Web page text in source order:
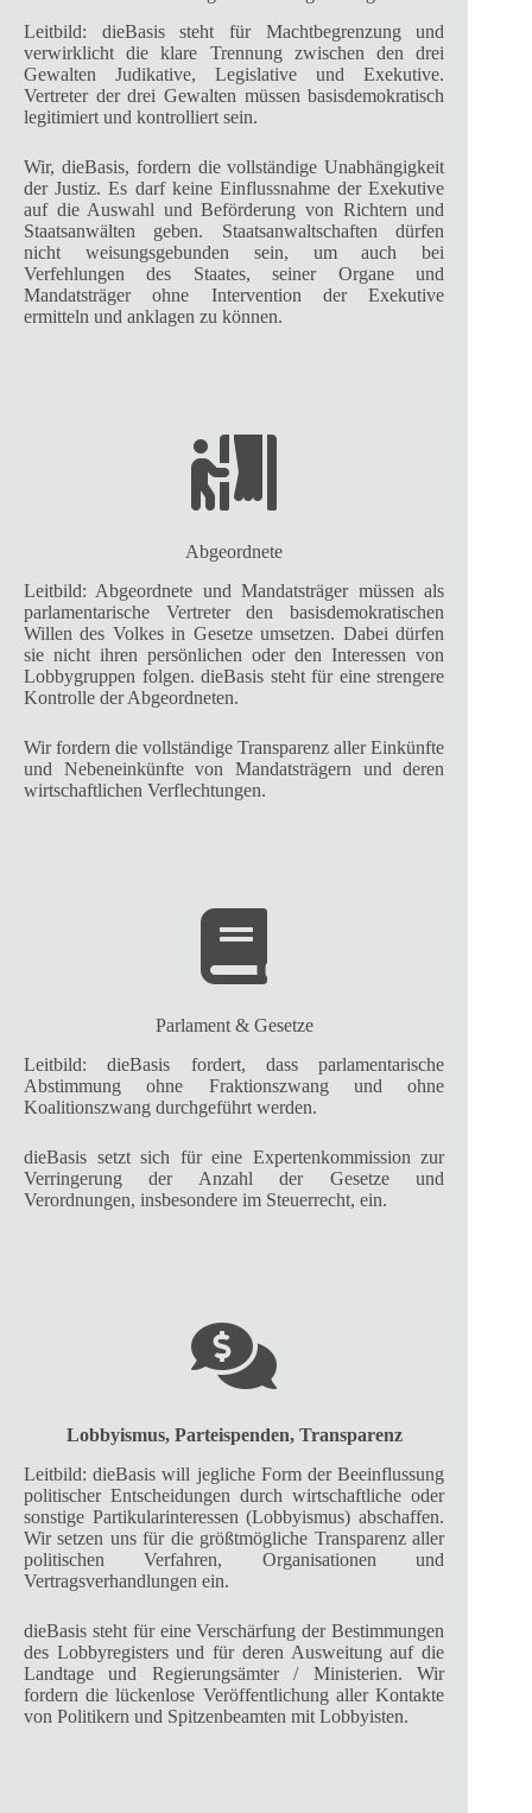
Leitbild: dieBasis steht für Machtbegrenzung und
verwirklicht die klare Trennung zwischen den drei
Gewalten Judikative, Legislative und Exekutive.
Vertreter der drei Gewalten müssen basisdemokratisch
legitimiert und kontrolliert sein.
Wir, dieBasis, fordern die vollständige Unabhängigkeit
der Justiz. Es darf keine Einflussnahme der Exekutive
auf die Auswahl und Beförderung von Richtern und
Staatsanwälten geben. Staatsanwaltschaften dürfen
nicht weisungsgebunden sein, um auch bei
Verfehlungen des Staates, seiner Organe und
Mandatsträger ohne Intervention der Exekutive
ermitteln und anklagen zu können.
Abgeordnete
Leitbild: Abgeordnete und Mandatsträger müssen als
parlamentarische Vertreter den basisdemokratischen
Willen des Volkes in Gesetze umsetzen. Dabei dürfen
sie nicht ihren persönlichen oder den Interessen von
Lobbygruppen folgen. dieBasis steht für eine strengere
Kontrolle der Abgeordneten.
Wir fordern die vollständige Transparenz aller Einkünfte
und Nebeneinkünfte von Mandatsträgern und deren
wirtschaftlichen Verflechtungen.
Parlament & Gesetze
Leitbild: dieBasis fordert, dass parlamentarische
Abstimmung ohne Fraktionszwang und ohne
Koalitionszwang durchgeführt werden.
dieBasis setzt sich für eine Expertenkommission zur
Verringerung der Anzahl der Gesetze und
Verordnungen, insbesondere im Steuerrecht, ein.
Lobbyismus, Parteispenden, Transparenz
Leitbild: dieBasis will jegliche Form der Beeinflussung
politischer Entscheidungen durch wirtschaftliche oder
sonstige Partikularinteressen (Lobbyismus) abschaffen.
Wir setzen uns für die größtmögliche Transparenz aller
politischen Verfahren, Organisationen und
Vertragsverhandlungen ein.
dieBasis steht für eine Verschärfung der Bestimmungen
des Lobbyregisters und für deren Ausweitung auf die
Landtage und Regierungsämter / Ministerien. Wir
fordern die lückenlose Veröffentlichung aller Kontakte
von Politikern und Spitzenbeamten mit Lobbyisten.